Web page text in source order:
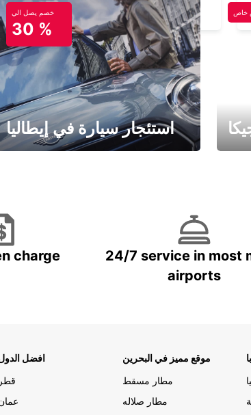
- PORTUGALخصم يصل الي
30 %
استئجار سيارة في إيطاليا
خاص
charge
24/7 service in most
airports
افضل
قطر
موقع مميز في البحرين
مطار مسقط
مطار صلاله